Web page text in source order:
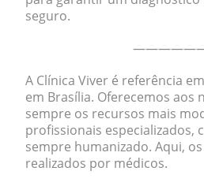
seguro.
A Clínica Viver é referência
em Brasília. Oferecemos aos
sempre os recursos mais
profissionais especializados,
sempre humanizado. Aqui,
realizados por médicos.